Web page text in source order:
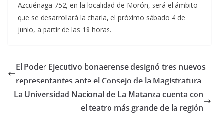
Azcuénaga 752, en la localidad de Morón, será el ámbito
que se desarrollará la charla, el próximo sábado 4 de
junio, a partir de las 18 horas.
El Poder Ejecutivo bonaerense designó tres nuevos
representantes ante el Consejo de la Magistratura
La Universidad Nacional de La Matanza cuenta con
el teatro más grande de la región